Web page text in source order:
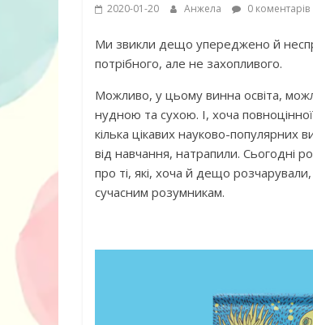
2020-01-20 Анжела 0 коментарів
Ми звикли дещо упереджено й
потрібного, але не захопливого.
Можливо, у цьому винна освіта,
нудною та сухою. І, хоча
кілька цікавих науково-
від навчання, натрапили. Сьогодні
про ті, які, хоча й дещо розчарували,
сучасним розумникам.
10